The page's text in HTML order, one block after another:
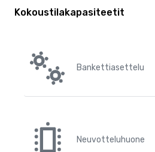
Kokoustilakapasiteetit
Bankettiasettelu
Neuvotteluhuone